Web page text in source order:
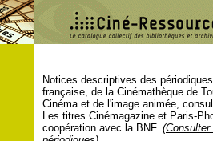
Notices descriptives des
française, de la Cinémathèque de
Cinéma et de l'image animée,
Les titres Cinémagazine et Paris-
coopération avec la BNF.